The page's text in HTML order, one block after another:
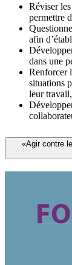
Réviser
permettre
afin
dans une
Renforcer
situations
leur
«Agir contre